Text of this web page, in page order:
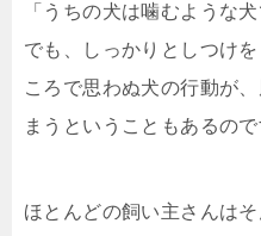
「うちの犬は噛むような
でも、しっかりとしつけ
ころで思わぬ犬の行動が
まうということもあるので
ほとんどの飼い主さんは